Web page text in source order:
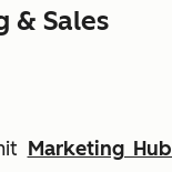
& Sales
Marketing Hub